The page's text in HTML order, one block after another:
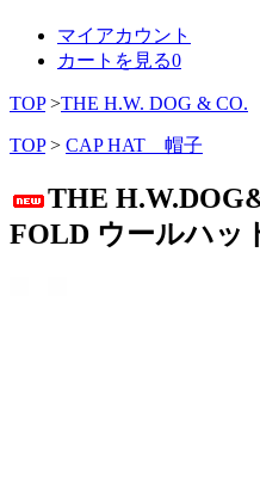
マイアカウント
カートを見る0
TOP >THE H.W. DOG & CO.
TOP > CAP HAT 帽子
THE
FOLD ウールハッ